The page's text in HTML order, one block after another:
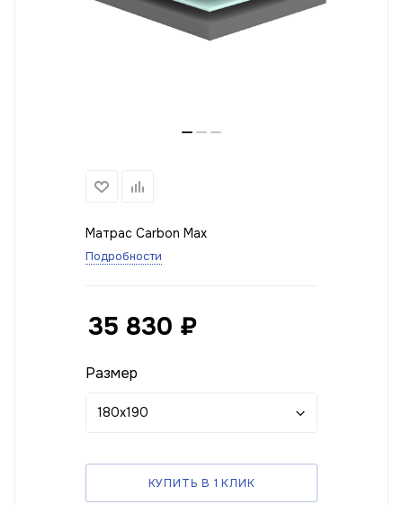
Матрас Carbon Max
Подробности
35 830 ₽
Размер
180x190
КУПИТЬ В 1 КЛИК